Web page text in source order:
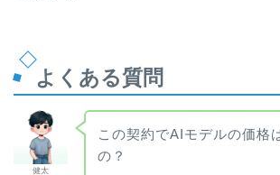
よくある質問
健太
この契約でAIモデルの価格
の？